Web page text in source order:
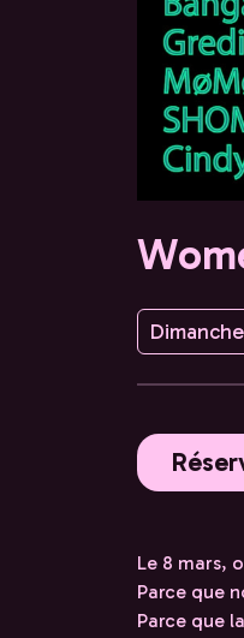
Le 8 mars,
Parce que
Parce que